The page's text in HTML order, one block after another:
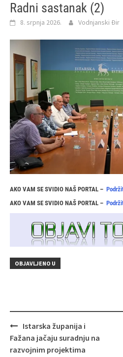
Radni sastanak (2)
8. srpnja 2026. Vodnjanski Đir
AKO VAM SE SVIDIO NAŠ PORTAL –
AKO VAM SE SVIDIO NAŠ PORTAL –
OBJAVLJENO U
Navigacija
objava
Istarska županija i
Fažana jačaju suradnju na
razvojnim projektima